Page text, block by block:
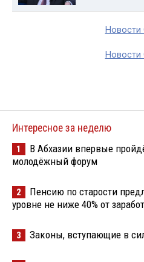
Интересное за неделю
1
В Абхазии впервые
молодёжный форум
2
Пенсию по старости
уровне не ниже 40% от
3 Законы, вступающие в